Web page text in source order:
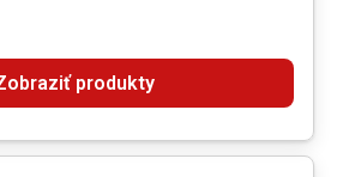
produkty